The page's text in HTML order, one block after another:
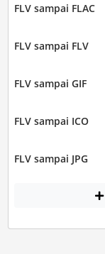
FLV sampai FLAC
FLV sampai FLV
FLV sampai GIF
FLV sampai ICO
FLV sampai JPG